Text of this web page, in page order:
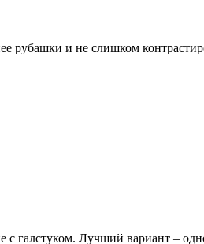
рубашки и не слишком
с галстуком. Лучший вариант –